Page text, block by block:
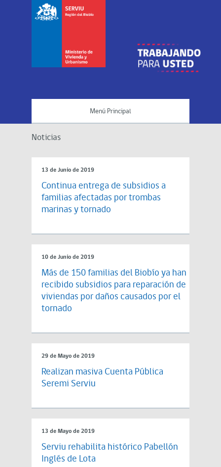
Menú Principal
Noticias
13 de Junio de 2019
Continua entrega de subsidios a
familias afectadas por trombas
marinas y tornado
10 de Junio de 2019
Más de 150 familias del Biobío ya han
recibido subsidios para reparación de
viviendas por daños causados por el
tornado
29 de Mayo de 2019
Realizan masiva Cuenta Pública
Seremi Serviu
13 de Mayo de 2019
Serviu rehabilita histórico Pabellón
Inglés de Lota